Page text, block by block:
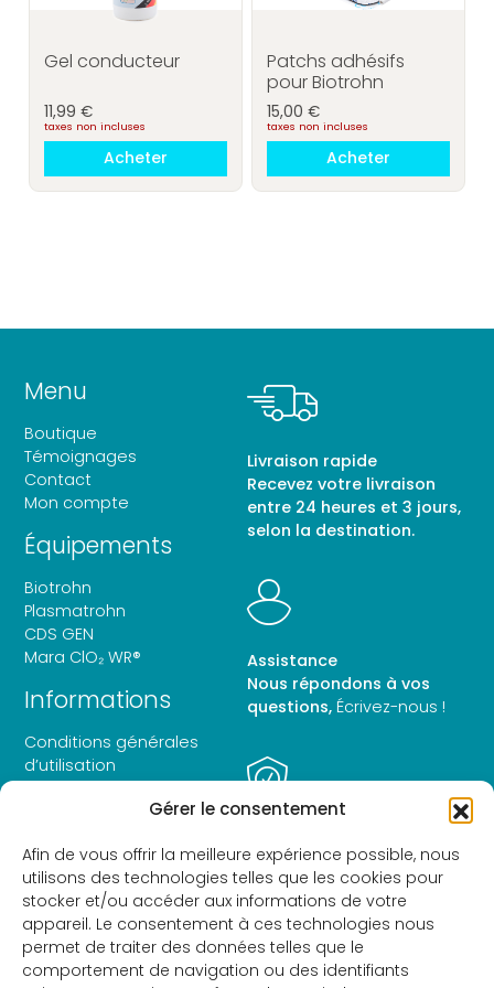
Gérer le consentement
Afin de vous offrir la meilleure expérience possible, nous
utilisons des technologies telles que les cookies pour
stocker et/ou accéder aux informations de votre
appareil. Le consentement à ces technologies nous
permet de traiter des données telles que le
comportement de navigation ou des identifiants
Tous les produits
Gel conducteur
11,99€
taxes non incluses
Acheter
Patchs adhésifs
pour Biotrohn
15,00 €
taxes non incluses
Acheter
Menu
Boutique
Témoignages
Contact
Mon compte
Équipements
Biotrohn
Plasmatrohn
CDS GEN
Mara ClO₂ WR®
Informations
Conditions générales
d’utilisation
Politique de confidentialité
cookies
Déclaration d’accessibilité
Livraison rapide
Recevez votre livraison
entre 24 heures et 3 jours,
selon la destination.
Assistance
Nous répondons à vos
questions, Écrivez-nous !
Paye de manière sécurisée
et cryptée.